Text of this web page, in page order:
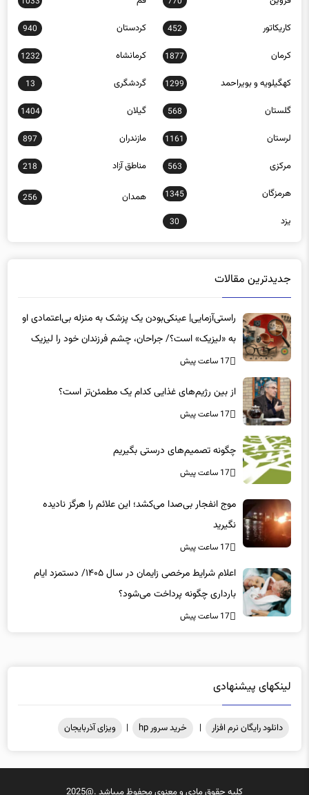
کاریکاتور 452 کردستان 940
کرمان 1877 کرمانشاه 1232
کهگیلویه و بویراحمد 1299 گردشگری 13
گلستان 568 گیلان 1404
لرستان 1161 مازندران 897
مرکزی 563 مناطق آزاد 218
هرمزگان 1345 همدان 256
یزد 30
جدیدترین مقالات
راستی‌آزمایی| عینکی‌بودن یک پزشک به منزله بی‌اعتمادی او
به «لیزیک» است؟/ جراحان، چشم فرزندان خود را لیزیک
می‌کنند؟
17 ساعت پیش
از بین رژیم‌های غذایی کدام یک مطمئن‌تر است؟‌
17 ساعت پیش
چگونه تصمیم‌های درستی بگیریم
17 ساعت پیش
موج انفجار بی‌صدا می‌کشد؛ این علائم را هرگز نادیده
نگیرید
17 ساعت پیش
اعلام شرایط مرخصی زایمان در سال ۱۴۰۵/ دستمزد ایام
بارداری چگونه پرداخت می‌شود؟
17 ساعت پیش
لینکهای پیشنهادی
دانلود رایگان نرم افزار | خرید سرور hp | ویزای آذربایجان
کلیه حقوق مادی و معنوی محفوظ میباشد .@2025